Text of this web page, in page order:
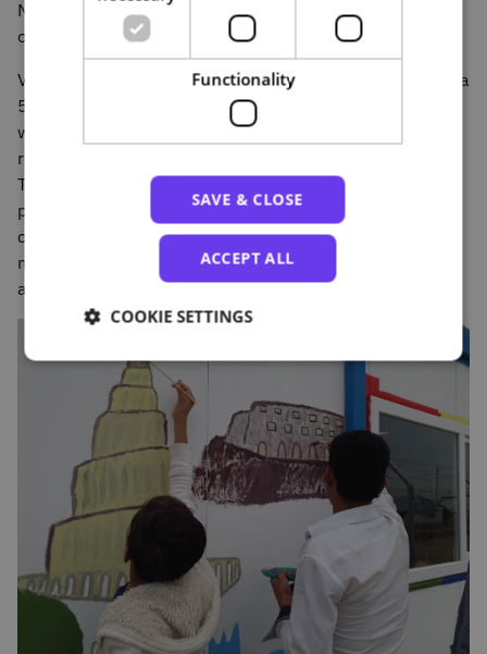
MOOC apresentarão experiências que funcionaram e
outras que os emocionaram.
Vi trabalhos muito bonitos. Uma menina refugiada de 4 a
5 anos, que raramente falava durante os nossos
workshops num período de mais ou menos um ano,
revelou-se com uma máscara de "coelho" que fez.
Também vi crianças a tocar num pincel e a pintar pela
primeira vez. Eles ficaram maravilhados com o poder de
colocar cores no papel. Foi muito comovente. Percebi
muitas coisas positivas como satisfação, franqueza,
autoconfiança e principalmente cooperação.
Functionality
SAVE & CLOSE
ACCEPT ALL
COOKIE SETTINGS